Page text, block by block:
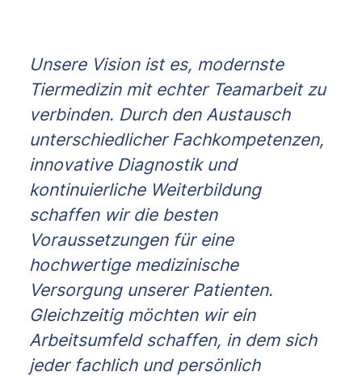
Unsere Vision ist es, modernste
Tiermedizin mit echter Teamarbeit zu
verbinden. Durch den Austausch
unterschiedlicher Fachkompetenzen,
innovative Diagnostik und
kontinuierliche Weiterbildung
schaffen wir die besten
Voraussetzungen für eine
hochwertige medizinische
Versorgung unserer Patienten.
Gleichzeitig möchten wir ein
Arbeitsumfeld schaffen, in dem sich
jeder fachlich und persönlich